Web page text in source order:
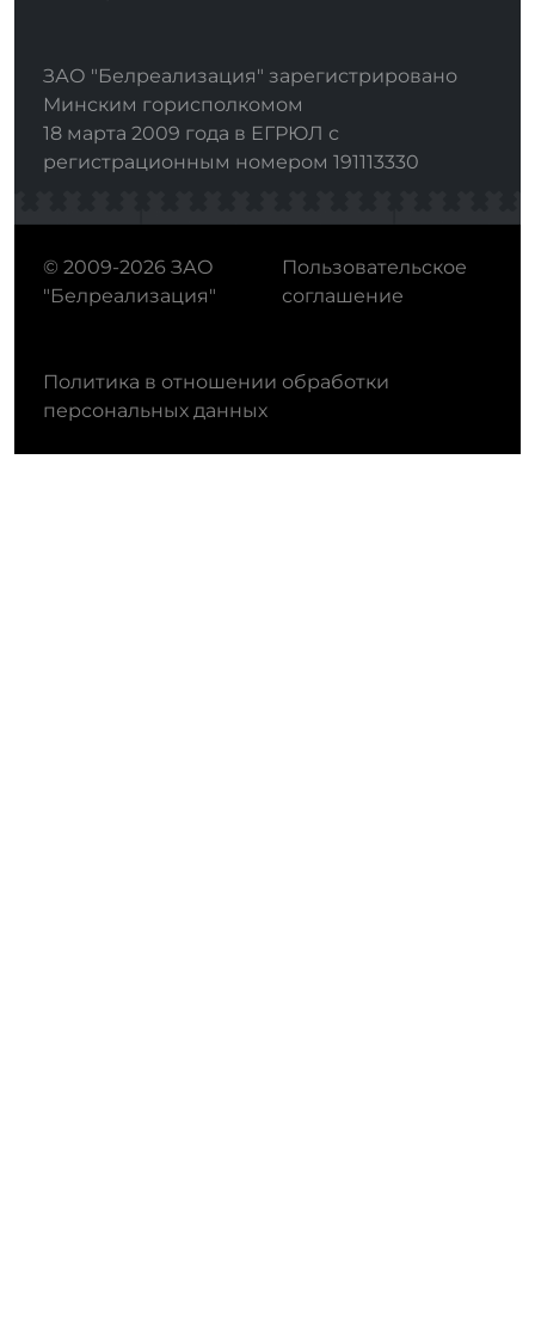
ЗАО "Белреализация" зарегистрировано
Минским горисполкомом
18 марта 2009 года в ЕГРЮЛ с
регистрационным номером 191113330
© 2009-2026 ЗАО
"Белреализация"
Пользовательское
соглашение
Политика в отношении обработки
персональных данных